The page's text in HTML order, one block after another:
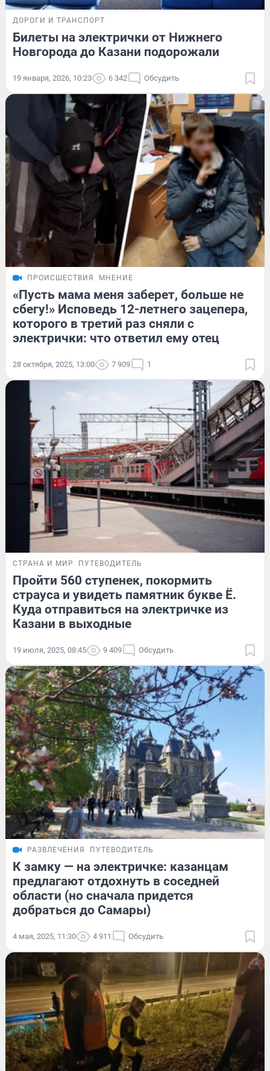
ДОРОГИ И ТРАНСПОРТ
Билеты на электрички от Нижнего
Новгорода до Казани подорожали
19 января, 2026, 10:23 6 342 Обсудить
ПРОИСШЕСТВИЯ МНЕНИЕ
«Пусть мама меня заберет, больше не
сбегу!» Исповедь 12-летнего зацепера,
которого в третий раз сняли с
электрички: что ответил ему отец
28 октября, 2025, 13:00 7 909 1
СТРАНА И МИР ПУТЕВОДИТЕЛЬ
Пройти 560 ступенек, покормить
страуса и увидеть памятник букве Ё.
Куда отправиться на электричке из
Казани в выходные
19 июля, 2025, 08:45 9 409 Обсудить
РАЗВЛЕЧЕНИЯ ПУТЕВОДИТЕЛЬ
К замку — на электричке: казанцам
предлагают отдохнуть в соседней
области (но сначала придется
добраться до Самары)
4 мая, 2025, 11:30 4 911 Обсудить